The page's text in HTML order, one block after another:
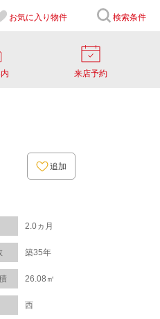
お気に入り 物件 検索条件
来店予約
追加
2.0ヵ月
築35年
26.08㎡
西